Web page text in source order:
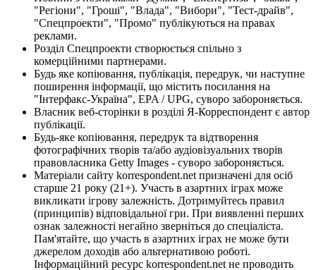
"Регіони", "Гроші", "Влада", "Вибори", "Тест-драйв",
"Спецпроекти", "Промо" публікуються на правах
реклами.
Розділ Спецпроекти створюється спільно з
комерційними партнерами.
Будь яке копіювання, публікація, передрук, чи наступне
поширення інформації, що містить посилання на
"Інтерфакс-Україна", EPA / UPG, суворо забороняється.
Власник веб-сторінки в розділі Я-Корреспондент є автор
публікації.
Будь-яке копіювання, передрук та відтворення
фотографічних творів та/або аудіовізуальних творів
правовласника Getty Images - суворо забороняється.
Матеріали сайту korrespondent.net призначені для осіб
старше 21 року (21+). Участь в азартних іграх може
викликати ігрову залежність. Дотримуйтесь правил
(принципів) відповідальної гри. При виявленні перших
ознак залежності негайно зверніться до спеціаліста.
Пам'ятайте, що участь в азартних іграх не може бути
джерелом доходів або альтернативою роботі.
Інформаційний ресурс korrespondent.net не проводить